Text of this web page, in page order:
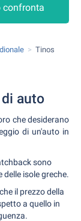
confronta
Tinos
auto
che desiderano
di un'auto in
sono
isole greche.
il prezzo della
a quello in